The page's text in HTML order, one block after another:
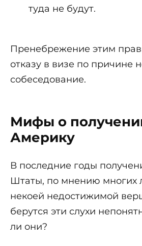
туда не будут.
Пренебрежение этим
отказу в визе по причине
собеседование.
Мифы о
Америку
В последние годы
Штаты, по мнению многих
некоей недостижимой
берутся эти слухи
ли они?